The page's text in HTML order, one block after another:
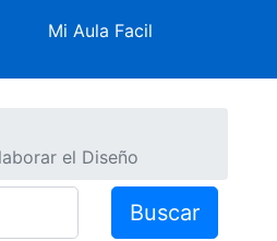
Mi Aula Facil
el Diseño
Buscar